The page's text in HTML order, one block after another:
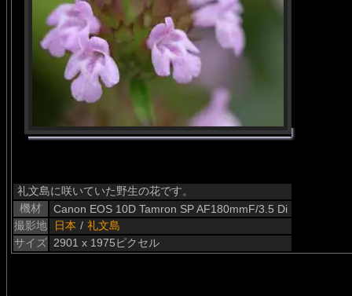
礼文島に咲いていた野生の花です。
機材
Canon EOS 10D Tamron SP AF180mmF/3.5 Di
撮影地
日本 / 礼文島
サイズ 2901 x 1975ピクセル